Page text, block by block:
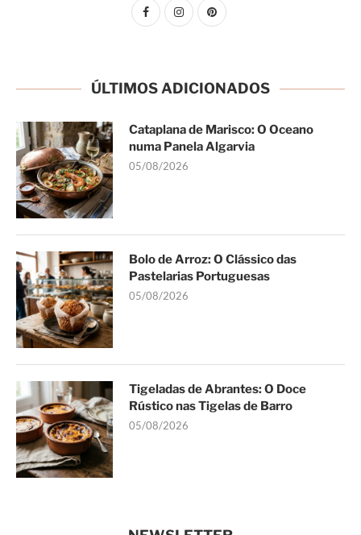
ÚLTIMOS ADICIONADOS
Cataplana de Marisco: O Oceano
numa Panela Algarvia
05/08/2026
Bolo de Arroz: O Clássico das
Pastelarias Portuguesas
05/08/2026
Tigeladas de Abrantes: O Doce
Rústico nas Tigelas de Barro
05/08/2026